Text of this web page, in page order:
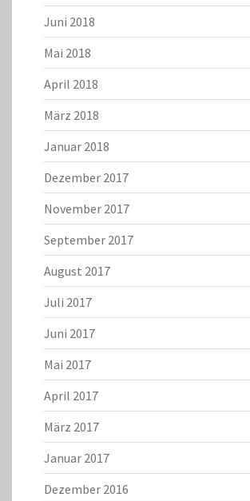
Juni 2018
Mai 2018
April 2018
März 2018
Januar 2018
Dezember 2017
November 2017
September 2017
August 2017
Juli 2017
Juni 2017
Mai 2017
April 2017
März 2017
Januar 2017
Dezember 2016